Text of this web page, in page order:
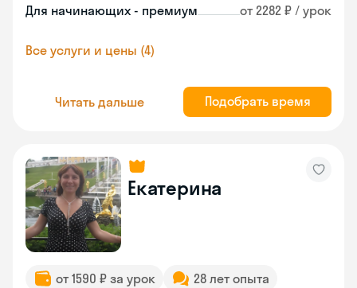
Для начинающих - премиум от 2282 ₽ / урок
Все услуги и цены (4)
Читать дальше Подобрать время
Екатерина
от 1590 ₽ за урок 28 лет опыта